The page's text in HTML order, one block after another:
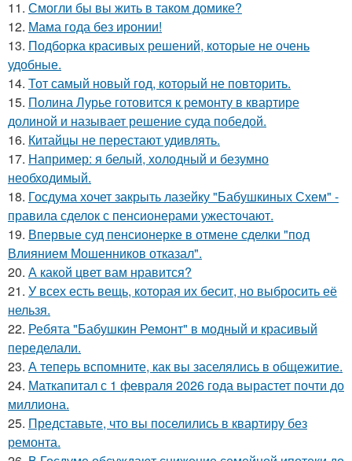
11. Смогли бы вы жить в таком домике?
12. Мама года без иронии!
13. Подборка красивых решений, которые не очень
удобные.
14. Тот самый новый год, который не повторить.
15. Полина Лурье готовится к ремонту в квартире
долиной и называет решение суда победой.
16. Китайцы не перестают удивлять.
17. Например: я белый, холодный и безумно
необходимый.
18. Госдума хочет закрыть лазейку "Бабушкиных Схем" -
правила сделок с пенсионерами ужесточают.
19. Впервые суд пенсионерке в отмене сделки "под
Влиянием Мошенников отказал".
20. А какой цвет вам нравится?
21. У всех есть вещь, которая их бесит, но выбросить её
нельзя.
22. Ребята "Бабушкин Ремонт" в модный и красивый
переделали.
23. А теперь вспомните, как вы заселялись в общежитие.
24. Маткапитал с 1 февраля 2026 года вырастет почти до
миллиона.
25. Представьте, что вы поселились в квартиру без
ремонта.